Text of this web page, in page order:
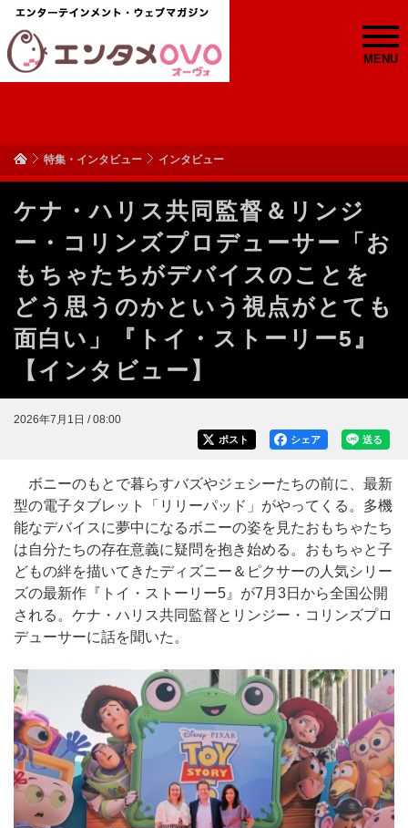
MENU
特集・インタビュー インタビュー
ケナ・ハリス共同監督＆リンジ
ー・コリンズプロデューサー「お
もちゃたちがデバイスのことを
どう思うのかという視点がとても
面白い」『トイ・ストーリー5』
【インタビュー】
2026年7月1日 / 08:00
送る
シェア
ポスト
ボニーのもとで暮らすバズやジェシーたちの前に、最新
型の電子タブレット「リリーパッド」がやってくる。多機
能なデバイスに夢中になるボニーの姿を見たおもちゃたち
は自分たちの存在意義に疑問を抱き始める。おもちゃと子
どもの絆を描いてきたディズニー＆ピクサーの人気シリー
ズの最新作『トイ・ストーリー5』が7月3日から全国公開
される。ケナ・ハリス共同監督とリンジー・コリンズプロ
デューサーに話を聞いた。